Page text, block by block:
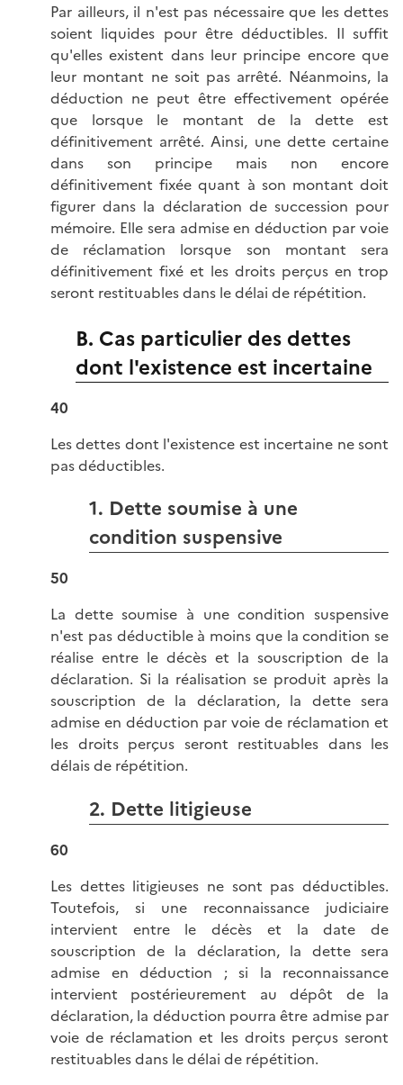
Par ailleurs, il n'est pas nécessaire que les dettes
soient liquides pour être déductibles. Il suffit
qu'elles existent dans leur principe encore que
leur montant ne soit pas arrêté. Néanmoins, la
déduction ne peut être effectivement opérée
que lorsque le montant de la dette est
définitivement arrêté. Ainsi, une dette certaine
dans son principe mais non encore
définitivement fixée quant à son montant doit
figurer dans la déclaration de succession pour
mémoire. Elle sera admise en déduction par voie
de réclamation lorsque son montant sera
définitivement fixé et les droits perçus en trop
seront restituables dans le délai de répétition.
B. Cas particulier des dettes
dont l'existence est incertaine
40
Les dettes dont l'existence est incertaine ne sont
pas déductibles.
1. Dette soumise à une
condition suspensive
50
La dette soumise à une condition suspensive
n'est pas déductible à moins que la condition se
réalise entre le décès et la souscription de la
déclaration. Si la réalisation se produit après la
souscription de la déclaration, la dette sera
admise en déduction par voie de réclamation et
les droits perçus seront restituables dans les
délais de répétition.
2. Dette litigieuse
60
Les dettes litigieuses ne sont pas déductibles.
Toutefois, si une reconnaissance judiciaire
intervient entre le décès et la date de
souscription de la déclaration, la dette sera
admise en déduction ; si la reconnaissance
intervient postérieurement au dépôt de la
déclaration, la déduction pourra être admise par
voie de réclamation et les droits perçus seront
restituables dans le délai de répétition.